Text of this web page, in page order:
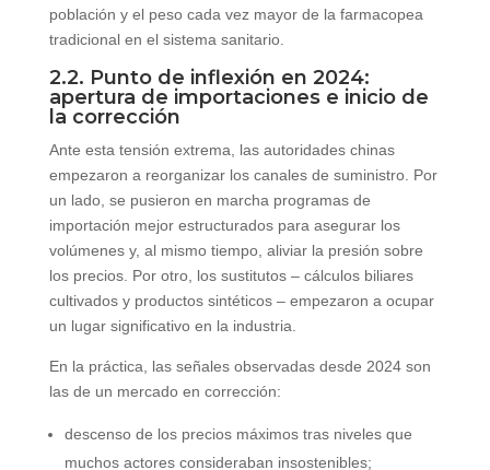
población y el peso cada vez mayor de la farmacopea
tradicional en el sistema sanitario.
2.2. Punto de inflexión en 2024:
apertura de importaciones e inicio de
la corrección
Ante esta tensión extrema, las autoridades chinas
empezaron a reorganizar los canales de suministro. Por
un lado, se pusieron en marcha programas de
importación mejor estructurados para asegurar los
volúmenes y, al mismo tiempo, aliviar la presión sobre
los precios. Por otro, los sustitutos – cálculos biliares
cultivados y productos sintéticos – empezaron a ocupar
un lugar significativo en la industria.
En la práctica, las señales observadas desde 2024 son
las de un mercado en corrección:
descenso de los precios máximos tras niveles que
muchos actores consideraban insostenibles;